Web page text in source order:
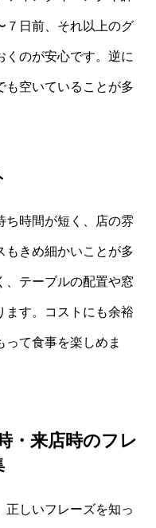
７日前、それ以上のグ
くのが安心です。逆に
も空いていることが多
ち時間が短く、店の雰
もきめ細かいことが多
、テーブルの配置や窓
ます。コストにも余裕
て食事を楽しめま
・来店時のフレ
正しいフレーズを知っ